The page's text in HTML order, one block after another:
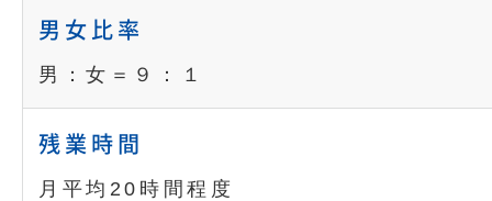
男女比率
男：女＝９：１
残業時間
月平均20時間程度